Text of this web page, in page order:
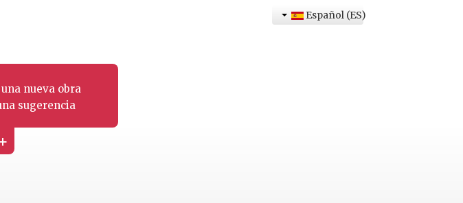
nueva obra
sugerencia
Español (ES)